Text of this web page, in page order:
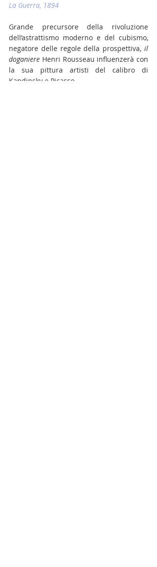
La Guerra, 1894
Grande precursore della rivoluzione
dell’astrattismo moderno e del cubismo,
negatore delle regole della prospettiva, il
doganiere Henri Rousseau influenzerà con
la sua pittura artisti del calibro di
Kandinsky e Picasso.